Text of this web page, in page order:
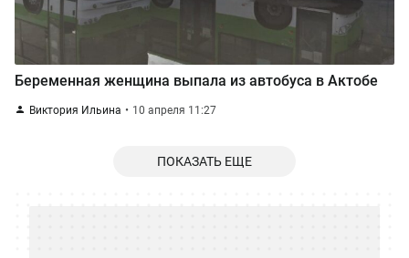
Беременная женщина выпала из автобуса в Актобе
Виктория Ильина 10 апреля 11:27
ПОКАЗАТЬ ЕЩЕ